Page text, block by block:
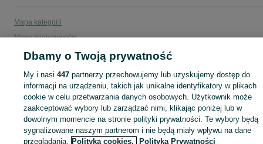
Mapa kategorii
Mapa miejscowości
Mapa ministron
Dbamy o Twoją prywatność
My i nasi447 partnerzy przechowujemy lub uzyskujemy dostęp do
informacji na urządzeniu, takich jak unikalne identyfikatory w plikach
cookie w celu przetwarzania danych osobowych. Użytkownik może
zaakceptować wybory lub zarządzać nimi, klikając poniżej lub w
dowolnym momencie na stronie polityki prywatności. Te wybory będą
sygnalizowane naszym partnerom i nie będą miały wpływu na dane
przeglądania. Polityka cookies, Polityka Prywatności